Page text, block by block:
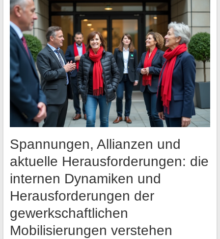
Spannungen, Allianzen und
aktuelle Herausforderungen: die
internen Dynamiken und
Herausforderungen der
gewerkschaftlichen
Mobilisierungen verstehen